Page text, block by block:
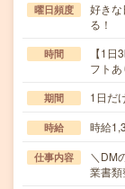
曜日頻度
好き
る！
時間
【1
フト
期間 1日だ
時給 時給
仕事内容
＼DM
業書